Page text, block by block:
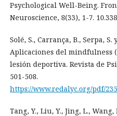
Psychological Well-Being.
Neuroscience, 8(33), 1-7.
Solé, S., Carrança, B., Serpa, S.
Aplicaciones del mindfulness
lesión deportiva. Revista de
501-508.
https://www.redalyc.org/pdf/
Tang, Y., Liu, Y., Jing, L., Wang,